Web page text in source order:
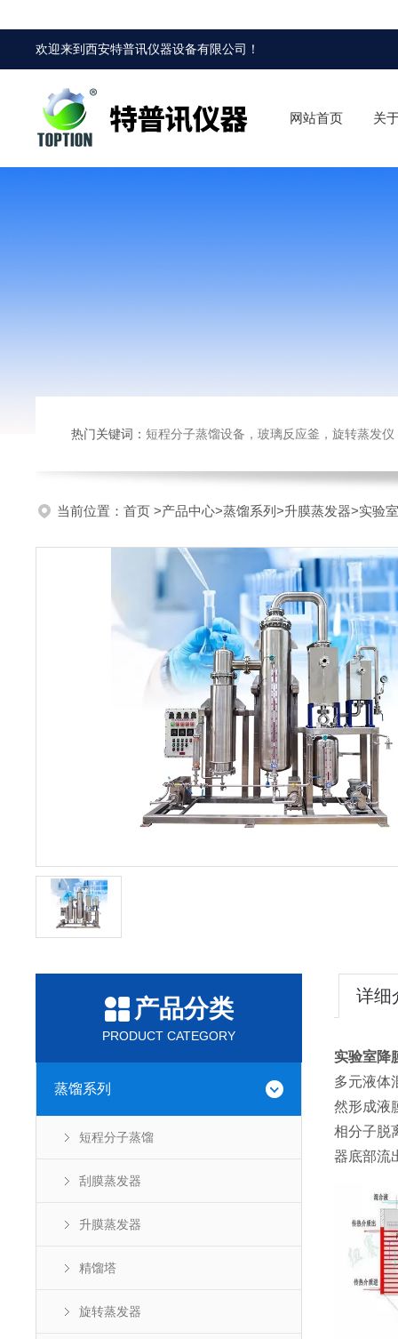
欢迎来到西安特普讯仪器设备有限公司 ！
网站首页 关
热门关键词： 短程分子蒸馏设备，玻璃反应釜，旋转蒸发
当前位置： 首页 >产品中心>蒸馏系列 >升膜蒸发器>实验
产品分类
PRODUCT CATEGORY
蒸馏系列
短程分子蒸馏
刮膜蒸发器
升膜蒸发器
精馏塔
旋转蒸发器
详细
实验室降
多元液体
然形成液
相分子脱
器底部流